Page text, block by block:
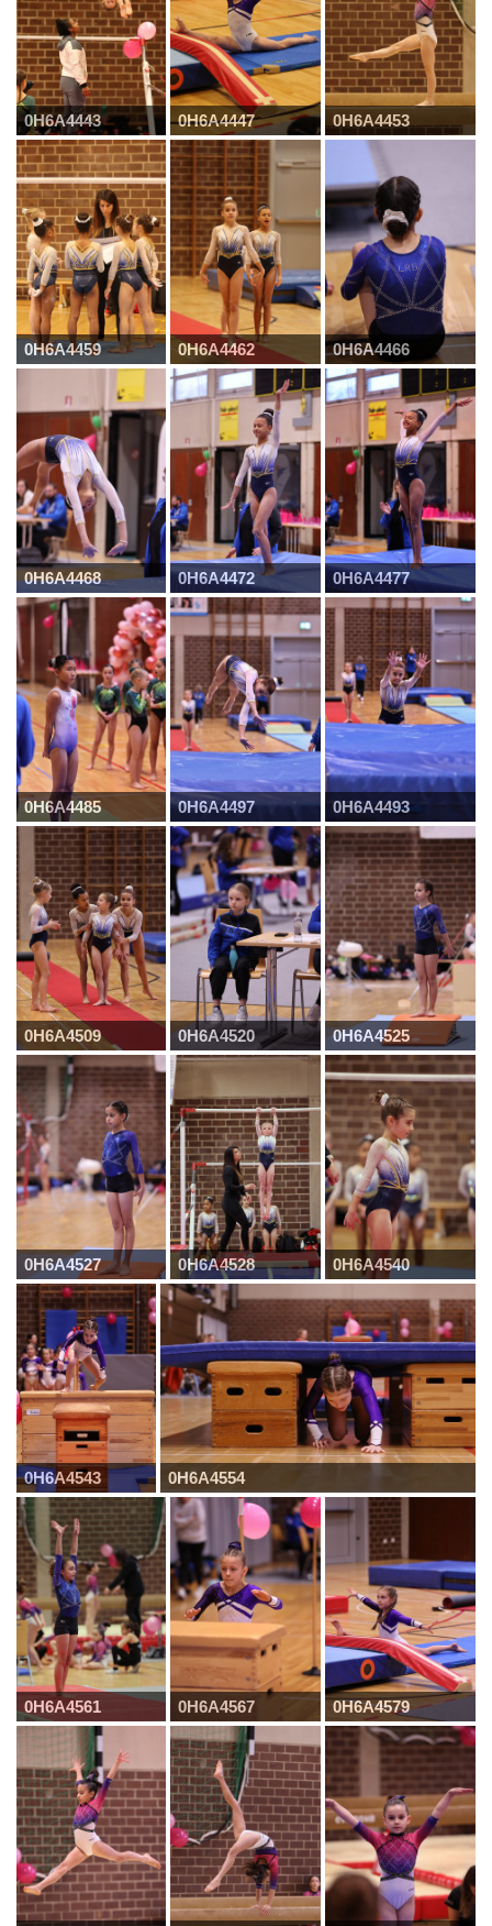
0H6A4443 0H6A4447 0H6A4453
0H6A4459 0H6A4462 0H6A4466
0H6A4468 0H6A4472 0H6A4477
0H6A4485 0H6A4497 0H6A4493
0H6A4509 0H6A4520 0H6A4525
0H6A4527 0H6A4528 0H6A4540
0H6A4543 0H6A4554
0H6A4561 0H6A4567 0H6A4579